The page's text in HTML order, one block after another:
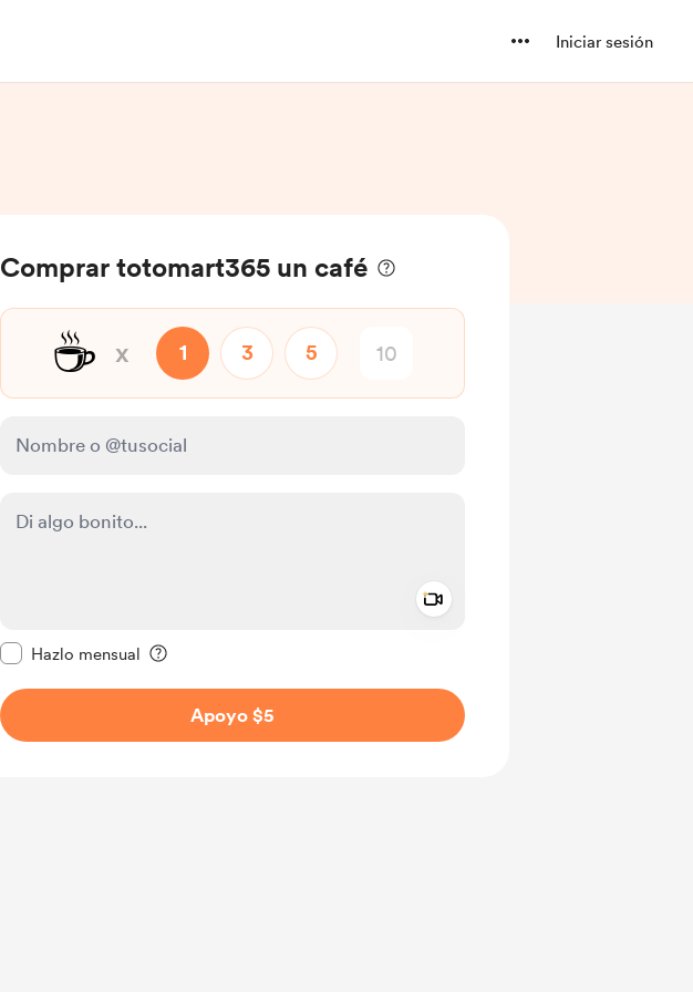
Iniciar sesión
Comprar totomart365 un café
☕ x 1 3 5
Hazlo mensual
Apoyo $5